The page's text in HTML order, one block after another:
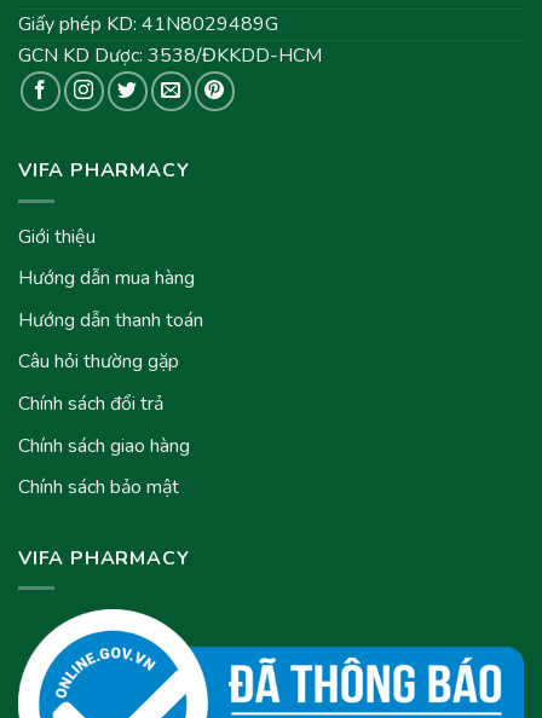
Giấy phép KD: 41N8029489G
GCN KD Dược: 3538/ĐKKDD-HCM
VIFA PHARMACY
Giới thiệu
Hướng dẫn mua hàng
Hướng dẫn thanh toán
Câu hỏi thường gặp
Chính sách đổi trả
Chính sách giao hàng
Chính sách bảo mật
VIFA PHARMACY